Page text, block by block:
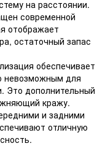
на расстоянии.
современной
отображает
остаточный запас
обеспечивает
невозможным для
Это дополнительный
кражу.
и задними
отличную